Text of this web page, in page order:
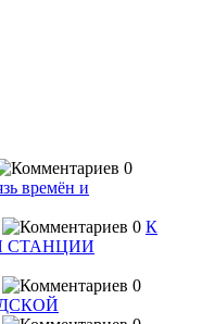
0
времён и
0 К
СТАНЦИИ
0